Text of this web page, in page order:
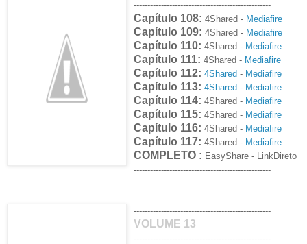
--------------------------------------------------
Capítulo 108: 4Shared - Mediafire
Capítulo 109: 4Shared - Mediafire
Capítulo 110: 4Shared - Mediafire
Capítulo 111: 4Shared - Mediafire
Capítulo 112: 4Shared - Mediafire
Capítulo 113: 4Shared - Mediafire
Capítulo 114: 4Shared - Mediafire
Capítulo 115: 4Shared - Mediafire
Capítulo 116: 4Shared - Mediafire
Capítulo 117: 4Shared - Mediafire
COMPLETO : EasyShare - LinkDireto
--------------------------------------------------
--------------------------------------------------
VOLUME 13
--------------------------------------------------